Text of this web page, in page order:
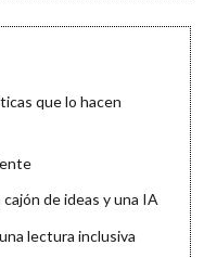
que lo hacen
de ideas y una IA
lectura inclusiva